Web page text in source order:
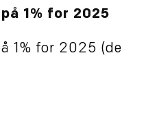
1% for 2025
1% for 2025 (de